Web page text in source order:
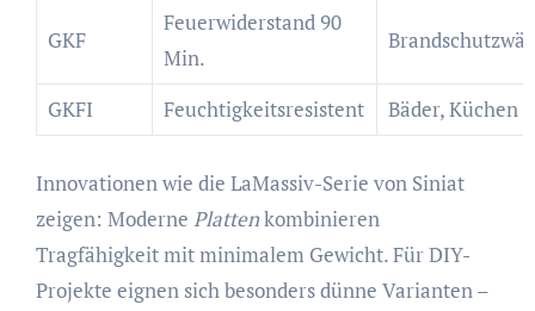
GKF
Feuerwiderstand 90
Min.
GKFI Feuchtigkeitsresistent Bäder, Küchen
Innovationen wie die LaMassiv-Serie von Siniat
zeigen: Moderne Plattenkombinieren
Tragfähigkeit mit minimalem Gewicht. Für DIY-
Projekte eignen sich besonders dünne Varianten –